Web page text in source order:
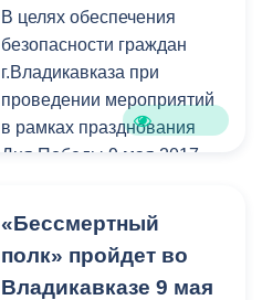
В целях обеспечения
безопасности граждан
г.Владикавказа при
проведении мероприятий
в рамках празднования
Дня Победы 9 мая 2017
автомобильное движение
будет ограничено на
следующих улицах:
«Бессмертный
полк» пройдет во
Владикавказе 9 мая